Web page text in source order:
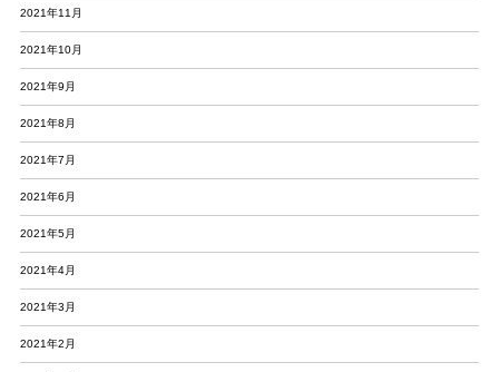
2021年11月
2021年10月
2021年9月
2021年8月
2021年7月
2021年6月
2021年5月
2021年4月
2021年3月
2021年2月